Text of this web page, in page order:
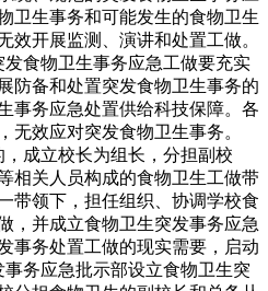
卫生事务和可能发生的食物卫生
效开展监测、演讲和处置工做。
食物卫生事务应急工做要充实
防备和处置突发食物卫生事务的
事务应急处置供给科技保障。各
无效应对突发食物卫生事务。
成立校长为组长，分担副校
相关人员构成的食物卫生工做带
带领下，担任组织、协调学校食
，并成立食物卫生突发事务应急
事务处置工做的现实需要，启动
务应急批示部设立食物卫生突